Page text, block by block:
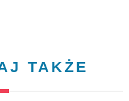
TAKŻE